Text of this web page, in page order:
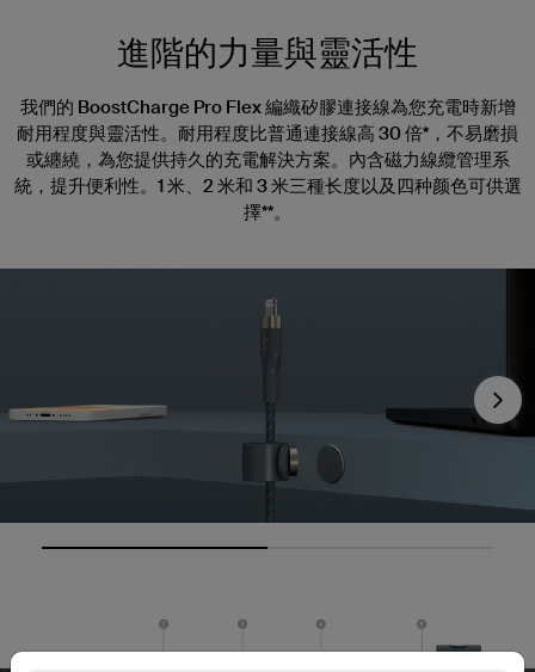
進階的力量與靈活性
我們的 BoostCharge Pro Flex 編織矽膠連接線為您充電時新增
耐用程度與靈活性。耐用程度比普通連接線高 30 倍*，不易磨損
或纏繞，為您提供持久的充電解決方案。內含磁力線纜管理系
統，提升便利性。1 米、2 米和 3 米三種长度以及四种颜色可供選
擇**。
Next